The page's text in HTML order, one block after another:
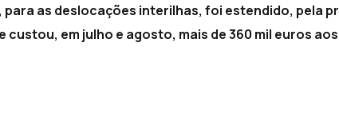
para as deslocações interilhas, foi estendido, pela
custou, em julho e agosto, mais de 360 mil euros